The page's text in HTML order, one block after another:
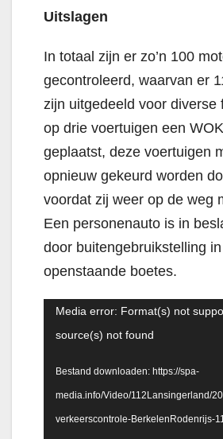
Uitslagen
In totaal zijn er zo’n 100
gecontroleerd, waarvan er
zijn uitgedeeld voor diverse
op drie voertuigen een
geplaatst, deze voertuigen
opnieuw gekeurd worden
voordat zij weer op de weg
Een personenauto is in
door buitengebruikstelling
openstaande boetes.
Videospeler
Media error: Format(s) not
source(s) not found
Bestand downloaden: https://spa-
media.info/Video/112Lansingerland/
verkeerscontrole-BerkelenRodenrijs-